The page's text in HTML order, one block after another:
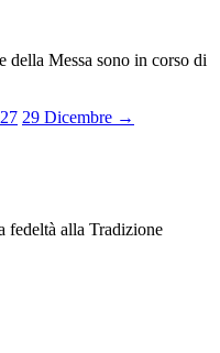
Messa sono in corso di
29 Dicembre →
fedeltà alla Tradizione